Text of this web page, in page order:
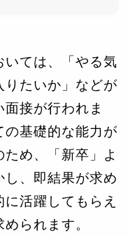
いては、「やる気
りたいか」などが
接が行われま
の基礎的な能力が
め、「新卒」よ
し、即結果が求め
活躍してもらえ
られます。